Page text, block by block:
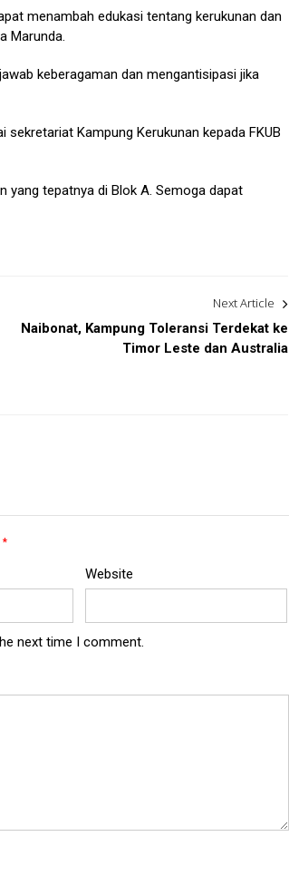
menambah edukasi tentang kerukunan dan
Marunda.
keberagaman dan mengantisipasi jika
sekretariat Kampung Kerukunan kepada FKUB
yang tepatnya di Blok A. Semoga dapat
Next Article
Naibonat, Kampung Toleransi Terdekat ke
Timor Leste dan Australia
*
Website
next time I comment.